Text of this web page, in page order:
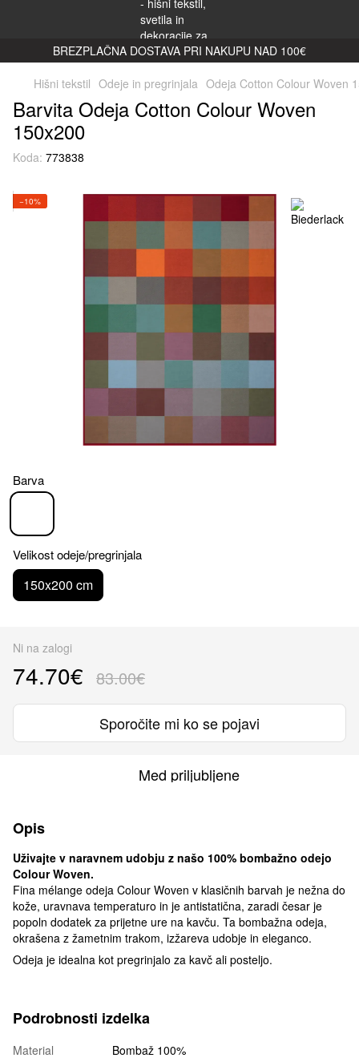
BREZPLAČNA DOSTAVA PRI NAKUPU NAD 100€
Hišni tekstil Odeje in pregrinjala Odeja Cotton Colour Woven
Barvita Odeja Cotton Colour Woven
150x200
Koda: 773838
−10%
Barva
Velikost odeje/pregrinjala
150x200 cm
Ni na zalogi
74.70€ 83.00€
Sporočite mi ko se pojavi
Med priljubljene
Opis
Uživajte v naravnem udobju z našo 100% bombažno odejo
Colour Woven.
Fina mélange odeja Colour Woven v klasičnih barvah je nežna do
kože, uravnava temperaturo in je antistatična, zaradi česar je
popoln dodatek za prijetne ure na kavču. Ta bombažna odeja,
okrašena z žametnim trakom, izžareva udobje in eleganco.
Odeja je idealna kot pregrinjalo za kavč ali posteljo.
Podrobnosti izdelka
Material
Bombaž 100%